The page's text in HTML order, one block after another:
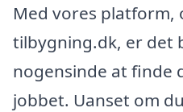
Med vores platform,
tilbygning.dk, er det
nogensinde at finde
jobbet. Uanset om